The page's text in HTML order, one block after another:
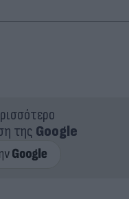
της Google